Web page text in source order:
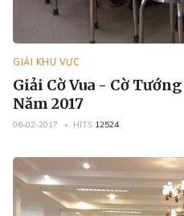
GIẢI KHU VỰC
Giải Cờ Vua - Cờ
Năm 2017
06-02-2017 HITS 12524